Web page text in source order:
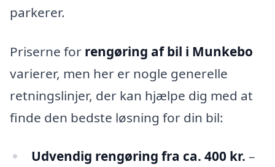
parkerer.
Priserne for rengøring af bil i Munkebo
varierer, men her er nogle generelle
retningslinjer, der kan hjælpe dig med at
finde den bedste løsning for din bil:
Udvendig rengøring fra ca. 400 kr. –